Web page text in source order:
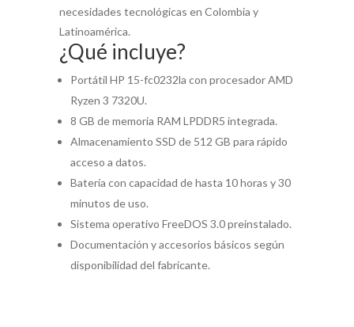
necesidades tecnológicas en Colombia y
Latinoamérica.
¿Qué incluye?
Portátil HP 15-fc0232la con procesador AMD
Ryzen 3 7320U.
8 GB de memoria RAM LPDDR5 integrada.
Almacenamiento SSD de 512 GB para rápido
acceso a datos.
Batería con capacidad de hasta 10 horas y 30
minutos de uso.
Sistema operativo FreeDOS 3.0 preinstalado.
Documentación y accesorios básicos según
disponibilidad del fabricante.